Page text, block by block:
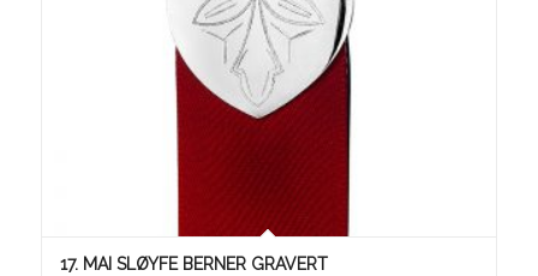
17. MAI SLØYFE BERNER GRAVERT